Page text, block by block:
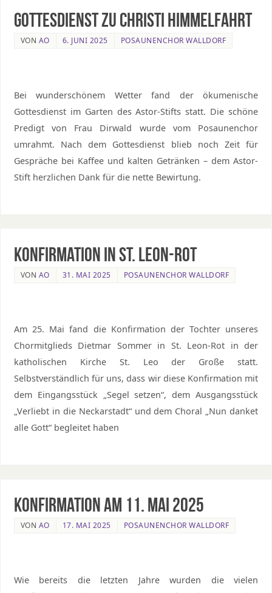
Gottesdienst zu Christi Himmelfahrt
VON AO 6. JUNI 2025 POSAUNENCHOR WALLDORF
Bei wunderschönem Wetter fand der ökumenische
Gottesdienst im Garten des Astor-Stifts statt. Die schöne
Predigt von Frau Dirwald wurde vom Posaunenchor
umrahmt. Nach dem Gottesdienst blieb noch Zeit für
Gespräche bei Kaffee und kalten Getränken – dem Astor-
Stift herzlichen Dank für die nette Bewirtung.
Konfirmation in St. Leon-Rot
VON AO 31. MAI 2025 POSAUNENCHOR WALLDORF
Am 25. Mai fand die Konfirmation der Tochter unseres
Chormitglieds Dietmar Sommer in St. Leon-Rot in der
katholischen Kirche St. Leo der Große statt.
Selbstverständlich für uns, dass wir diese Konfirmation mit
dem Eingangsstück „Segel setzen“, dem Ausgangsstück
„Verliebt in die Neckarstadt“ und dem Choral „Nun danket
alle Gott“ begleitet haben
Konfirmation am 11. Mai 2025
VON AO 17. MAI 2025 POSAUNENCHOR WALLDORF
Wie bereits die letzten Jahre wurden die vielen